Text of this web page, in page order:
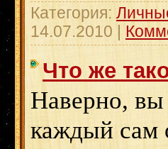
Категория:
14.07.2010
Что же
Наверно, вы
каждый сам